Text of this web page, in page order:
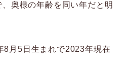
奥様の年齢を同い年だと明
8月5日生まれで2023年現在